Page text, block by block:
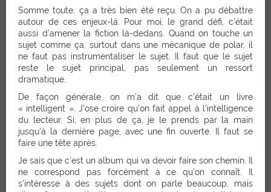
Somme toute, ça a très bien été reçu. On a pu débattre
autour de ces enjeux-là. Pour moi, le grand défi, c’était
aussi d’amener la fiction là-dedans. Quand on touche un
sujet comme ça, surtout dans une mécanique de polar, il
ne faut pas instrumentaliser le sujet. Il faut que le sujet
reste le sujet principal, pas seulement un ressort
dramatique.
De façon générale, on m’a dit que c’était un livre
« intelligent ». J’ose croire qu’on fait appel à l’intelligence
du lecteur. Si, en plus de ça, je le prends par la main
jusqu’à la dernière page, avec une fin ouverte. Il faut se
faire une tête après.
Je sais que c’est un album qui va devoir faire son chemin. Il
ne correspond pas forcément à ce qu’on connaît. Il
s’intéresse à des sujets dont on parle beaucoup, mais